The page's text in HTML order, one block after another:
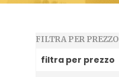
FILTRA PER PREZZO